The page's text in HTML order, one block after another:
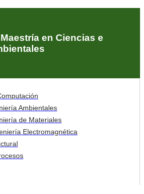
en Ciencias e
Ambientales
de Materiales
Electromagnética